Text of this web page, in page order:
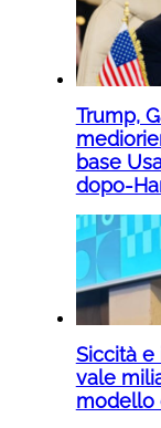
Trump,
base
dopo-
Siccità e
vale
modello